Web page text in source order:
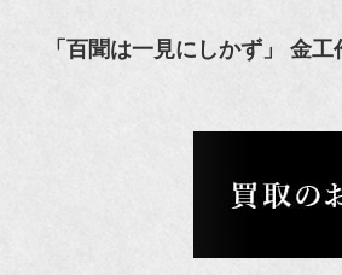
「百聞は一見にしかず」 金